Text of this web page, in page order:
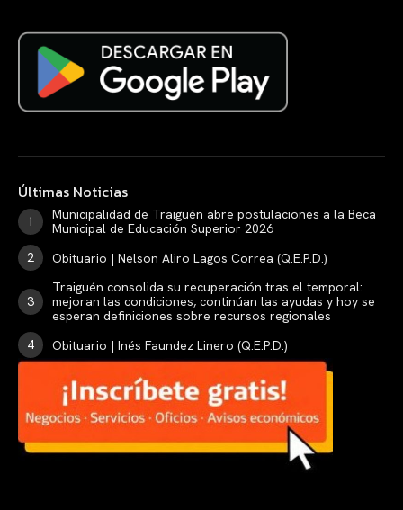
Últimas Noticias
Municipalidad de Traiguén abre postulaciones a la Beca
Municipal de Educación Superior 2026
Obituario | Nelson Aliro Lagos Correa (Q.E.P.D.)
Traiguén consolida su recuperación tras el temporal:
mejoran las condiciones, continúan las ayudas y hoy se
esperan definiciones sobre recursos regionales
Obituario | Inés Faundez Linero (Q.E.P.D.)